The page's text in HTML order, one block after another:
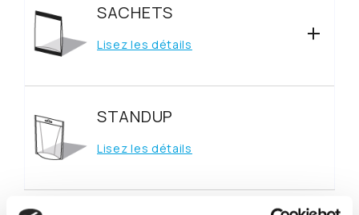
SACHETS
Lisez les détails
STANDUP
Lisez les détails